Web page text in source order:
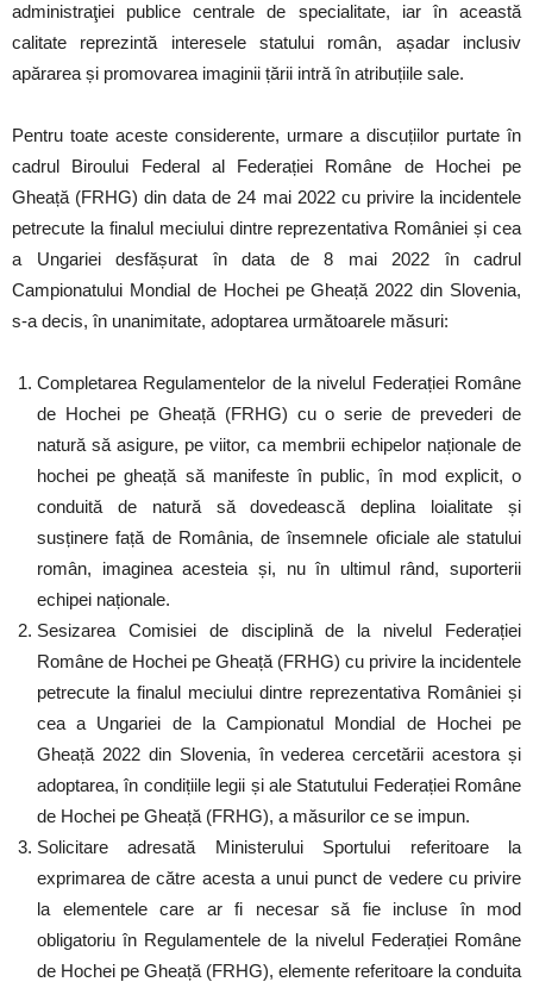
administraţiei publice centrale de specialitate, iar în această
calitate reprezintă interesele statului român, așadar inclusiv
apărarea și promovarea imaginii țării intră în atribuțiile sale.
Pentru toate aceste considerente, urmare a discuțiilor purtate în
cadrul Biroului Federal al Federației Române de Hochei pe
Gheață (FRHG) din data de 24 mai 2022 cu privire la incidentele
petrecute la finalul meciului dintre reprezentativa României și cea
a Ungariei desfășurat în data de 8 mai 2022 în cadrul
Campionatului Mondial de Hochei pe Gheață 2022 din Slovenia,
s-a decis, în unanimitate, adoptarea următoarele măsuri:
Completarea Regulamentelor de la nivelul Federației Române
de Hochei pe Gheață (FRHG) cu o serie de prevederi de
natură să asigure, pe viitor, ca membrii echipelor naționale de
hochei pe gheață să manifeste în public, în mod explicit, o
conduită de natură să dovedească deplina loialitate și
susținere față de România, de însemnele oficiale ale statului
român, imaginea acesteia și, nu în ultimul rând, suporterii
echipei naționale.
Sesizarea Comisiei de disciplină de la nivelul Federației
Române de Hochei pe Gheață (FRHG) cu privire la incidentele
petrecute la finalul meciului dintre reprezentativa României și
cea a Ungariei de la Campionatul Mondial de Hochei pe
Gheață 2022 din Slovenia, în vederea cercetării acestora și
adoptarea, în condițiile legii și ale Statutului Federației Române
de Hochei pe Gheață (FRHG), a măsurilor ce se impun.
Solicitare adresată Ministerului Sportului referitoare la
exprimarea de către acesta a unui punct de vedere cu privire
la elementele care ar fi necesar să fie incluse în mod
obligatoriu în Regulamentele de la nivelul Federației Române
de Hochei pe Gheață (FRHG), elemente referitoare la conduita